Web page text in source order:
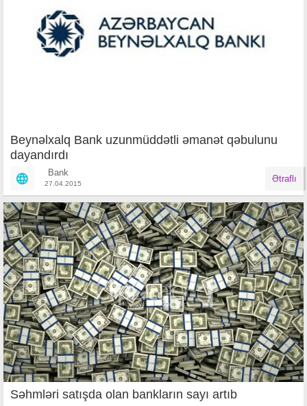
Beynəlxalq Bank uzunmüddətli əmanət qəbulunu
dayandırdı
Bank
27.04.2015 Ətraflı
Səhmləri satışda olan bankların sayı artıb